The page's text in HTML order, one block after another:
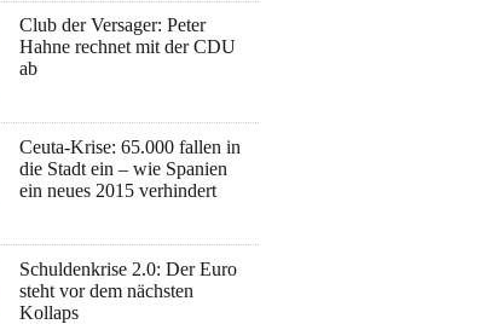
Club der Versager: Peter
Hahne rechnet mit der CDU
ab
Ceuta-Krise: 65.000 fallen in
die Stadt ein – wie Spanien
ein neues 2015 verhindert
Schuldenkrise 2.0: Der Euro
steht vor dem nächsten
Kollaps